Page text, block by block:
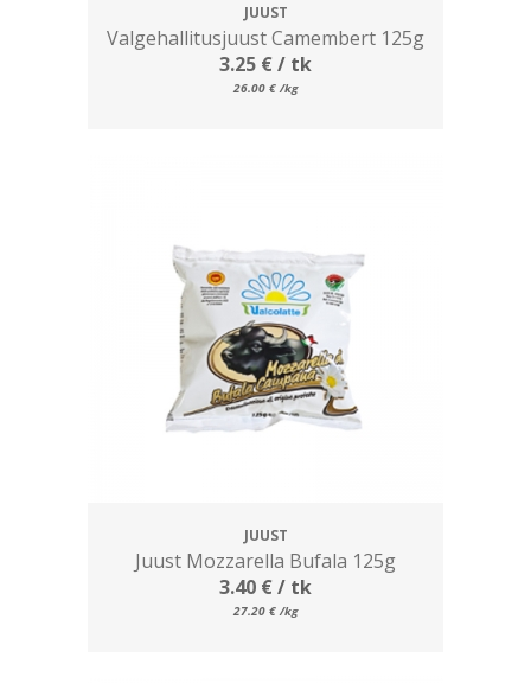
JUUST
Valgehallitusjuust Camembert 125g
3.25 €/ tk
26.00 € /kg
JUUST
Juust Mozzarella Bufala 125g
3.40 €/ tk
27.20 € /kg